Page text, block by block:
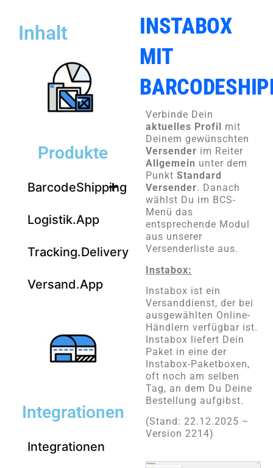
Inhalt
Produkte
BarcodeShipping
Logistik.App
Tracking.Delivery
Versand.App
Integrationen
Integrationen
INSTABOX
MIT
Verbinde Dein
aktuelles Profil
mit
Deinem gewünschten
Versender im Reiter
Allgemein unter dem
PunktStandard
Versender. Danach
wählst Du im BCS-
Menü das
entsprechende Modul
aus unserer
Versenderliste aus.
Instabox:
Instabox ist ein
Versanddienst, der bei
ausgewählten Online-
Händlern verfügbar ist.
Instabox liefert Dein
Paket in eine der
Instabox-Paketboxen,
oft noch am selben
Tag, an dem Du Deine
Bestellung aufgibst.
(Stand: 22.12.2025 –
Version 2214)